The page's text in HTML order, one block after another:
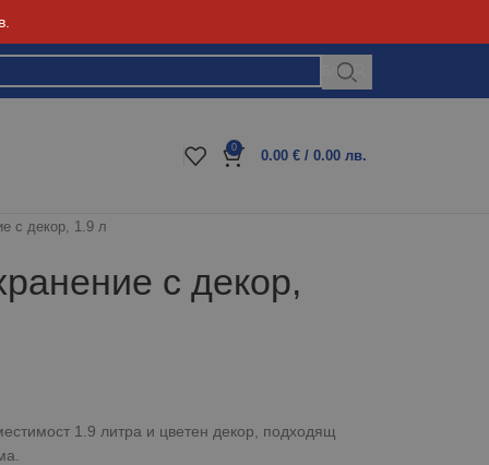
Блог
0
0.00 € / 0.00 лв.
с декор, 1.9 л
с декор,
1.9 литра и цветен декор, подходящ